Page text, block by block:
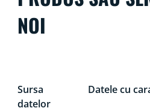
NOI
Sursa
datelor
Datele cu